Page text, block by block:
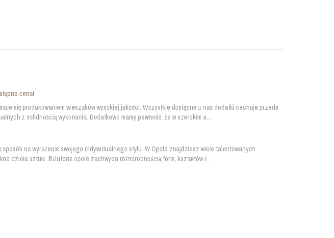
cena!
się produkowaniem wieszaków wysokiej jakości. Wszystkie dostępne u nas dodatki cechuje przede
z solidnością wykonania. Dodatkowo mamy pewność, że w szerokim a...
sposób na wyrażenie swojego indywidualnego stylu. W Opole znajdziesz wiele talentowanych
dzieła sztuki. Biżuteria opole zachwyca różnorodnością form, kształtów i...